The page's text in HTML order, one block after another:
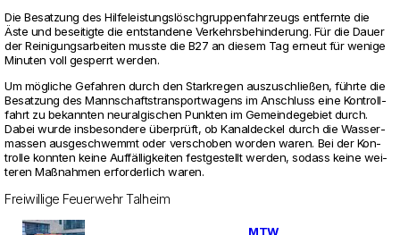
Die Besat­zung des Hil­fe­leis­tungslöschgrup­pen­fahr­zeugs ent­fernte die
Äste und besei­tigte die ent­stan­dene Ver­kehrs­be­hin­de­rung. Für die Dauer
der Rei­ni­gungs­ar­beiten musste die B27 an diesem Tag erneut für wenige
Minuten voll gesperrt werden.
Um mögliche Gefahren durch den Stark­regen aus­zu­schließen, führte die
Besat­zung des Mann­schafts­trans­port­wa­gens im Anschluss eine Kon­troll­
fahrt zu bekannten neur­al­gi­schen Punkten im Gemein­de­ge­biet durch.
Dabei wurde ins­be­son­dere überprüft, ob Kanal­de­ckel durch die Was­ser­
massen aus­ge­schwemmt oder ver­schoben worden waren. Bei der Kon­
trolle konnten keine Auffällig­keiten fest­ge­stellt werden, sodass keine wei­
teren Maßnahmen erfor­der­lich waren.
Freiwillige Feuerwehr Talheim
MTW